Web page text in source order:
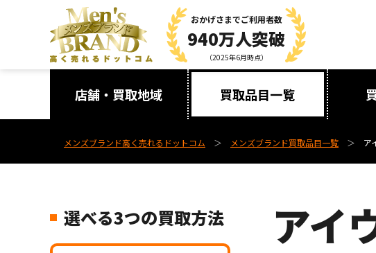
おかげさまでご利用者数
940万人突破
（2025年6月時点）
店舗・買取地域 買取品目一覧
メンズブランド高く売れるドットコム メンズブランド買取品目一覧 ア
アイ
選べる3つの買取方法